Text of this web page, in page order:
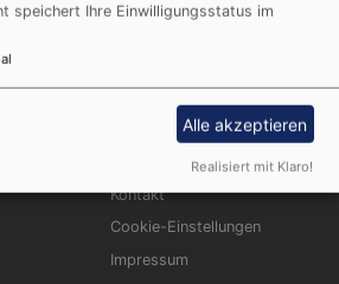
224.6 KB
2019.02:
Kontakt
Cookie-Einstellungen
Impressum
speichert Ihre Einwilligungsstatus im
Alle akzeptieren
Realisiert mit Klaro!